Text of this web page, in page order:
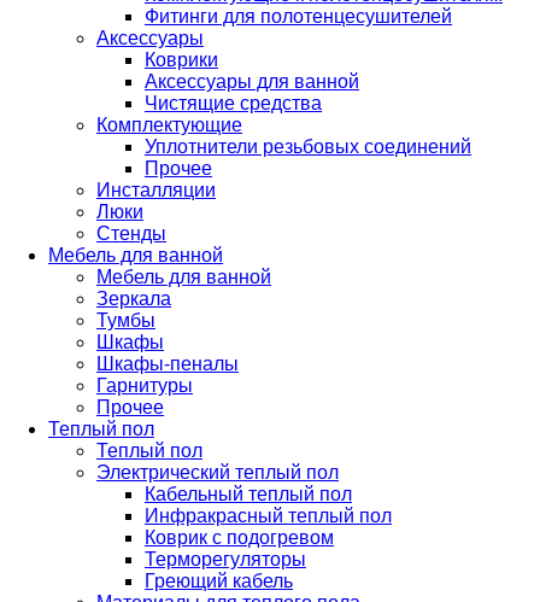
Фитинги для полотенцесушителей
Аксессуары
Коврики
Аксессуары для ванной
Чистящие средства
Комплектующие
Уплотнители резьбовых соединений
Прочее
Инсталляции
Люки
Стенды
Мебель для ванной
Мебель для ванной
Зеркала
Тумбы
Шкафы
Шкафы-пеналы
Гарнитуры
Прочее
Теплый пол
Теплый пол
Электрический теплый пол
Кабельный теплый пол
Инфракрасный теплый пол
Коврик с подогревом
Терморегуляторы
Греющий кабель